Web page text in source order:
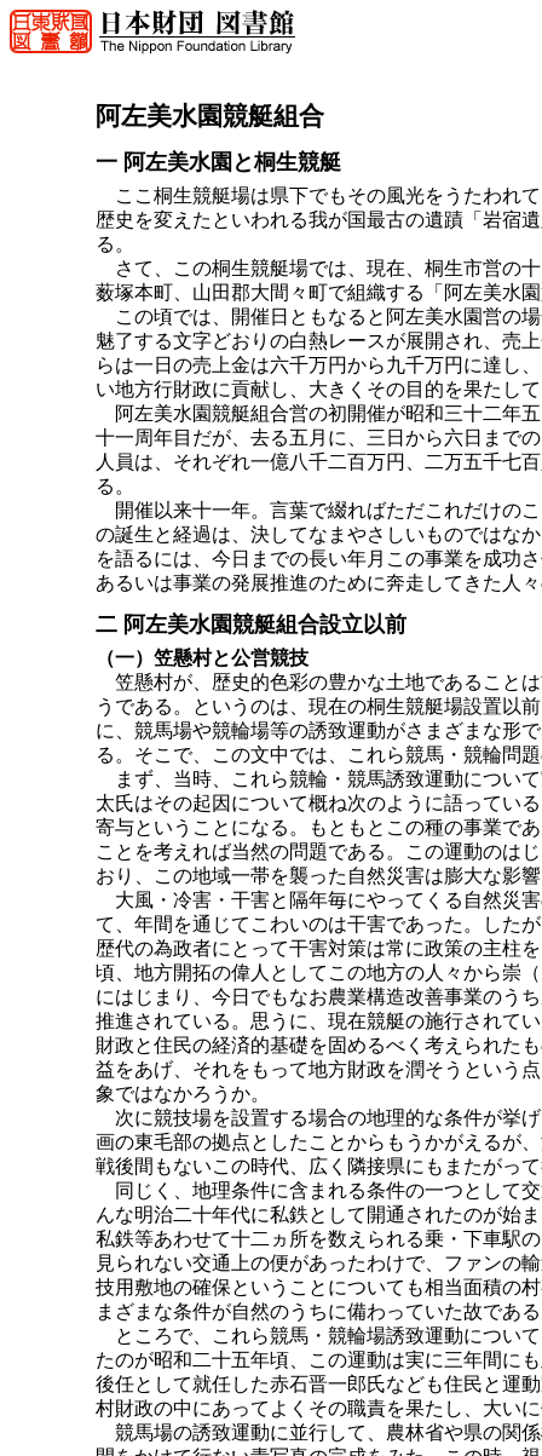
阿左美水園競艇組合
一 阿左美水園と桐生競艇
ここ桐生競艇場は県下でもその風光をうたわれ
歴史を変えたといわれる我が国最古の遺蹟「岩宿
る。
さて、この桐生競艇場では、現在、桐生市営の
薮塚本町、山田郡大間々町で組織する「阿左美水
この頃では、開催日ともなると阿左美水園営の
魅了する文字どおりの白熱レースが展開され、売
らは一日の売上金は六千万円から九千万円に達し
い地方行財政に貢献し、大きくその目的を果たし
阿左美水園競艇組合営の初開催が昭和三十二年
十一周年目だが、去る五月に、三日から六日まで
人員は、それぞれ一億八千二百万円、二万五千七
る。
開催以来十一年。言葉で綴ればただこれだけの
の誕生と経過は、決してなまやさしいものではな
を語るには、今日までの長い年月この事業を成功
あるいは事業の発展推進のために奔走してきた人
二 阿左美水園競艇組合設立以前
（一）笠懸村と公営競技
笠懸村が、歴史的色彩の豊かな土地であること
うである。というのは、現在の桐生競艇場設置以
に、競馬場や競輪場等の誘致運動がさまざまな形
る。そこで、この文中では、これら競馬・競輪問
まず、当時、これら競輪・競馬誘致運動につい
太氏はその起因について概ね次のように語ってい
寄与ということになる。もともとこの種の事業で
ことを考えれば当然の問題である。この運動のは
おり、この地域一帯を襲った自然災害は膨大な影
大風・冷害・干害と隔年毎にやってくる自然災
て、年間を通じてこわいのは干害であった。した
歴代の為政者にとって干害対策は常に政策の主柱
頃、地方開拓の偉人としてこの地方の人々から崇
にはじまり、今日でもなお農業構造改善事業のう
推進されている。思うに、現在競艇の施行されて
財政と住民の経済的基礎を固めるべく考えられた
益をあげ、それをもって地方財政を潤そうという
象ではなかろうか。
次に競技場を設置する場合の地理的な条件が挙
画の東毛部の拠点としたことからもうかがえるが
戦後間もないこの時代、広く隣接県にもまたがっ
同じく、地理条件に含まれる条件の一つとして
んな明治二十年代に私鉄として開通されたのが始
私鉄等あわせて十二ヵ所を数えられる乗・下車駅
見られない交通上の便があったわけで、ファンの
技用敷地の確保ということについても相当面積の
まざまな条件が自然のうちに備わっていた故であ
ところで、これら競馬・競輪場誘致運動につい
たのが昭和二十五年頃、この運動は実に三年間に
後任として就任した赤石晋一郎氏なども住民と運
村財政の中にあってよくその職責を果たし、大い
競馬場の誘致運動に並行して、農林省や県の関